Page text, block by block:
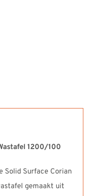
1200/100
Solid Surface Corian
gemaakt uit